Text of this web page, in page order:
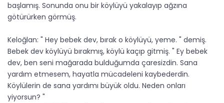
başlamış. Sonunda onu bir köylüyü yakalayıp ağzına
götürürken görmüş.
Keloğlan: " Hey bebek dev, bırak o köylüyü, yeme. " demiş.
Bebek dev köylüyü bırakmış, köylü kaçıp gitmiş. " Ey bebek
dev, ben seni mağarada bulduğumda çaresizdin. Sana
yardım etmesem, hayatla mücadeleni kaybederdin.
Köylülerin de sana yardımı büyük oldu. Neden onları
yiyorsun? "